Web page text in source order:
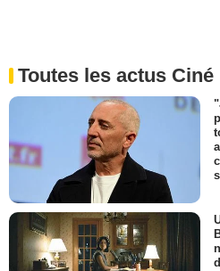
Toutes les actus Ciné